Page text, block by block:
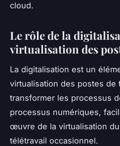
cloud.
Le rôle de la
virtualisation des
La digitalisation est un
virtualisation des postes de
transformer les processus
processus numériques,
œuvre de la virtualisation
télétravail occasionnel.